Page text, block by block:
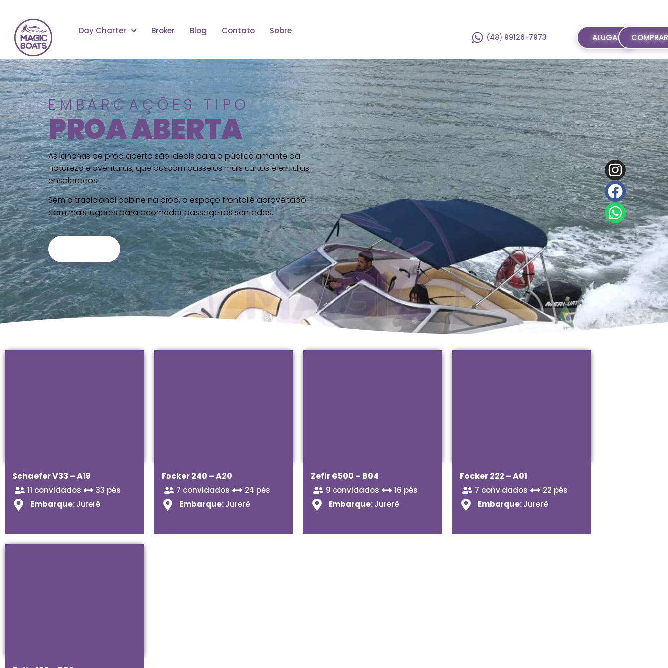
Day Charter Broker Blog Contato Sobre
(48) 99126-7973 ALUGAR COMPRAR
EMBARCAÇÕES TIPO
PROA ABERTA
As lanchas de proa aberta são ideais para o público amante da
natureza e aventuras, que buscam passeios mais curtos e em dias
ensolarados.
Sem a tradicional cabine na proa, o espaço frontal é aproveitado
com mais lugares para acomodar passageiros sentados.
Schaefer V33 – A19
11 convidados
33 pés
Embarque:Jurerê
Focker 240 – A20
7 convidados
24 pés
Embarque:Jurerê
Zefir G500 – B04
9 convidados
16 pés
Embarque:Jurerê
Focker 222 – A01
7 convidados
22 pés
Embarque:Jurerê